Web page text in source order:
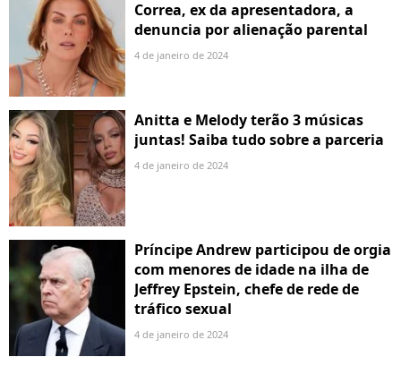
Correa, ex da apresentadora, a
denuncia por alienação parental
4 de janeiro de 2024
Anitta e Melody terão 3 músicas
juntas! Saiba tudo sobre a parceria
4 de janeiro de 2024
Príncipe Andrew participou de orgia
com menores de idade na ilha de
Jeffrey Epstein, chefe de rede de
tráfico sexual
4 de janeiro de 2024